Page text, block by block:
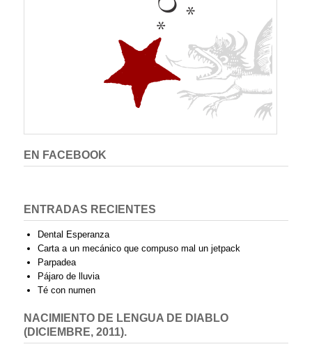
EN FACEBOOK
ENTRADAS RECIENTES
Dental Esperanza
Carta a un mecánico que compuso mal un jetpack
Parpadea
Pájaro de lluvia
Té con numen
NACIMIENTO DE LENGUA DE DIABLO
(DICIEMBRE, 2011).